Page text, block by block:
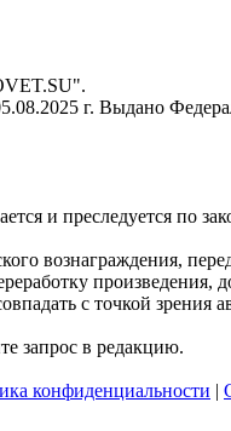
г. Выдано
и преследуется по
вознаграждения,
с точкой зрения
запрос в редакцию.
конфиденциальности |